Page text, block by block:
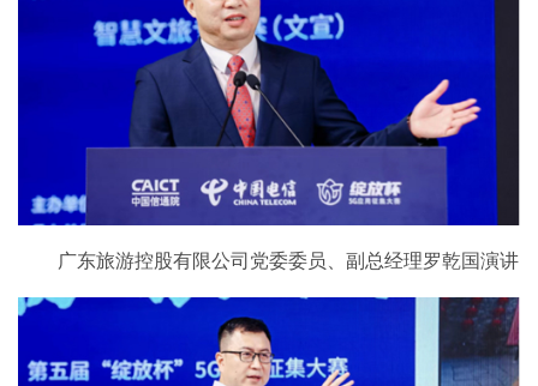
广东旅游控股有限公司党委委员、副总经理罗乾国演讲